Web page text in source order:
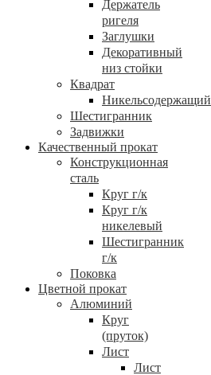
Держатель
ригеля
Заглушки
Декоративный
низ стойки
Квадрат
Никельсодержащий
Шестигранник
Задвижки
Качественный прокат
Конструкционная
сталь
Круг г/к
Круг г/к
никелевый
Шестигранник
г/к
Поковка
Цветной прокат
Алюминий
Круг
(пруток)
Лист
Лист